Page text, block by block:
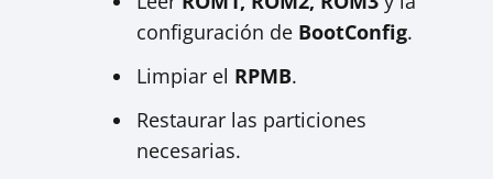
configuración de BootConfig.
Limpiar el RPMB.
Restaurar las particiones
necesarias.